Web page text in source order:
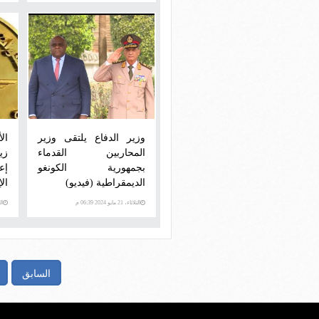
وزير الدفاع يلتقى وزير
المحاربين القدماء
بجمهورية الكونغو
الديمقراطية (فيديو)
الثلاثاء، 21 مايو 2024 06:39 م
السابق